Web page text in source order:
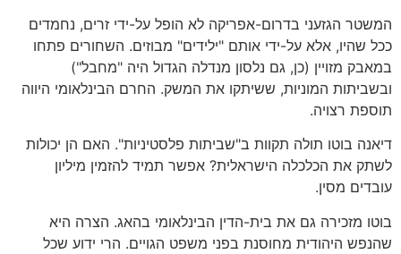
המשטר הגזעני בדרום-אפריקה לא הופל על-ידי זרים, נחמדים
ככל שהיו, אלא על-ידי אותם "ילידים" מבוזים. השחורים פתחו
במאבק מזויין (כן, גם נלסון מנדלה הגדול היה "מחבל")
ובשביתות המוניות, ששיתקו את המשק. החרם הבינלאומי היווה
תוספת רצויה.
דיאנה בוטו תולה תקוות ב"שביתות פלסטיניות". האם הן יכולות
לשתק את הכלכלה הישראלית? אפשר תמיד להזמין מיליון
עובדים מסין.
בוטו מזכירה גם את בית-הדין הבינלאומי בהאג. הצרה היא
שהנפש היהודית מחוסנת בפני משפט הגויים. הרי ידוע שכל